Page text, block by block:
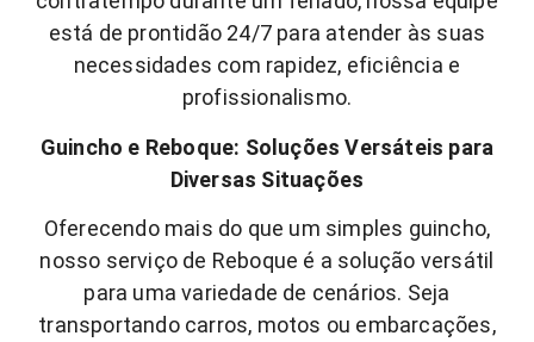
está de prontidão 24/7 para atender às suas
necessidades com rapidez, eficiência e
profissionalismo.
Guincho e Reboque: Soluções Versáteis para
Diversas Situações
Oferecendo mais do que um simples guincho,
nosso serviço de Reboque é a solução versátil
para uma variedade de cenários. Seja
transportando carros, motos ou embarcações,